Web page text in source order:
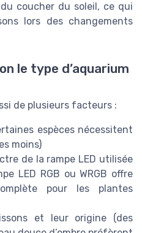
coucher du soleil, ce qui
lors des changements
le type d’aquarium
de plusieurs facteurs :
espèces nécessitent
moins)
de la rampe LED utilisée
LED RGB ou WRGB offre
pour les plantes
et leur origine (des